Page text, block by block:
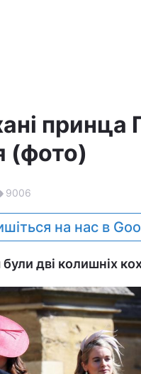
принца
(фото)
9006
на нас в
дві колишніх